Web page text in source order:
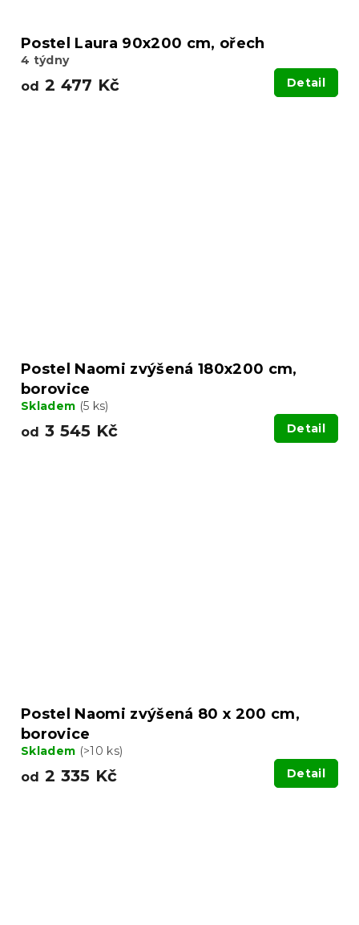
Postel Laura 90x200 cm, ořech
4 týdny
od 2 477 Kč Detail
Postel Naomi zvýšená 180x200 cm,
borovice
Skladem (5 ks)
od 3 545 Kč Detail
Postel Naomi zvýšená 80 x 200 cm,
borovice
Skladem (>10 ks)
od 2 335 Kč Detail